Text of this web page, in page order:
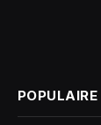
POPULAIRE